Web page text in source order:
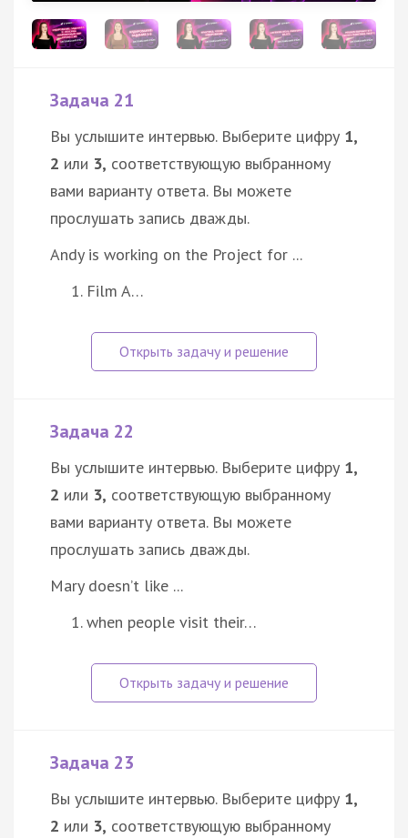
Задача 21
Вы услышите интервью. Выберите цифру 1,
2 или 3, соответствующую выбранному
вами варианту ответа. Вы можете
прослушать запись дважды.
Andy is working on the Project for ...
Film A…
Задача 22
Вы услышите интервью. Выберите цифру 1,
2 или 3, соответствующую выбранному
вами варианту ответа. Вы можете
прослушать запись дважды.
Mary doesn’t like ...
when people visit their…
Задача 23
Вы услышите интервью. Выберите цифру 1,
2 или 3, соответствующую выбранному